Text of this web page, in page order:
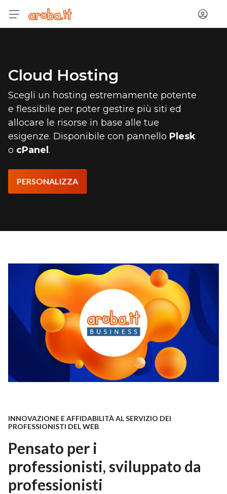
Cloud Hosting
Scegli un hosting estremamente potente
e flessibile per poter gestire più siti ed
allocare le risorse in base alle tue
esigenze. Disponibile con pannello Plesk
o cPanel.
PERSONALIZZA
INNOVAZIONE E AFFIDABILITÀ AL SERVIZIO DEI
PROFESSIONISTI DEL WEB
Pensato per i
professionisti, sviluppato da
professionisti